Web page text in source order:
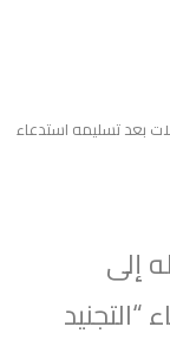
بعد تسليمه استدعاء
إلى